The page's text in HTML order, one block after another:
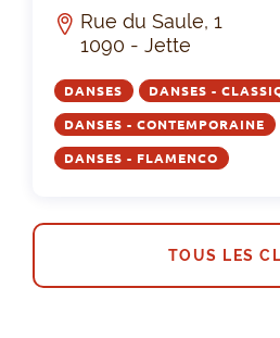
Rue du Saule, 1
1090 - Jette
DANSES DANSES -
DANSES - CONTEMPORAINE
DANSES - FLAMENCO
TOUS LES